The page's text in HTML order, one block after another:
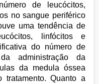
de leucócitos,
no sangue periférico
uma tendência de
linfócitos e
do número de
administração da
da medula óssea
Quanto a